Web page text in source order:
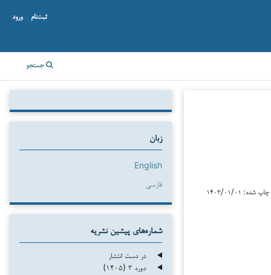
جستجو
ثبت‌نام ورود
چاپ شده: ۱۴۰۳/۰۱/۰۱
زبان
English
فارسی
شماره‌های پیشین نشریه
در دست انتشار
دوره ۳ (۱۴۰۵)